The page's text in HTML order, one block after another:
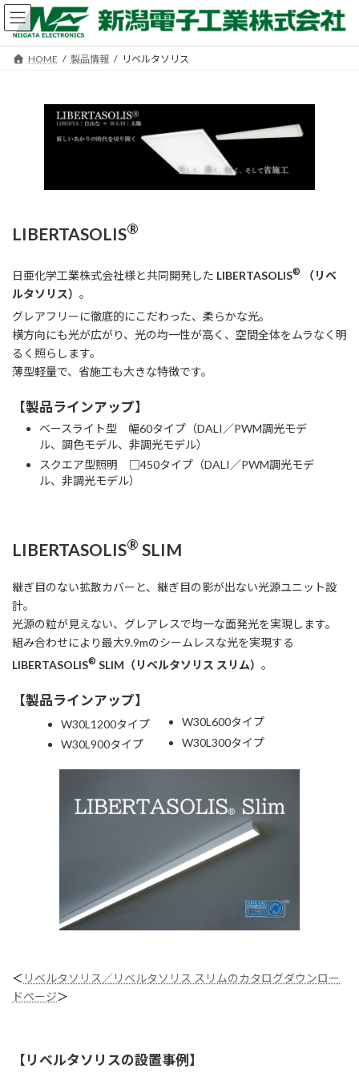
コ
ン
ナ
ビ
HOME 製品情報 リベルタソリス
LIBERTASOLIS®
日亜化学工業株式会社様と共同開発した LIBERTASOLIS®
（リベ
ルタソリス） 。
グレアフリーに徹底的にこだわった、柔らかな光。
横方向にも光が広がり、光の均一性が高く、空間全体をムラなく明
るく照らします。
薄型軽量で、省施工も大きな特徴です。
【製品ラインアップ】
ベースライト型 幅60タイプ（DALI／PWM調光モデ
ル、調色モデル、非調光モデル）
スクエア型照明 □450タイプ（DALI／PWM調光モデ
ル、非調光モデル）
LIBERTASOLIS® SLIM
継ぎ目のない拡散カバーと、継ぎ目の影が出ない光源ユニット設
計。
光源の粒が見えない、グレアレスで均一な面発光を実現します。
組み合わせにより最大9.9mのシームレスな光を実現する
LIBERTASOLIS® SLIM（リベルタソリス スリム） 。
【製品ラインアップ】
W30L1200タイプ
W30L900タイプ
W30L600タイプ
W30L300タイプ
＜ リベルタソリス／リベルタソリス スリムのカタログダウンロー
ドページ＞
【リベルタソリスの設置事例】